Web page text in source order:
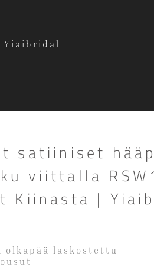
Yiaibridal
satiiniset
viittalla
Kiinasta |
olkapää laskostettu